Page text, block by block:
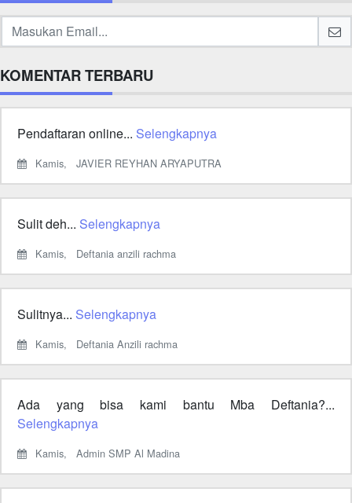
KOMENTAR TERBARU
Pendaftaran online... Selengkapnya
Kamis, JAVIER REYHAN ARYAPUTRA
Sulit deh... Selengkapnya
Kamis, Deftania anzili rachma
Sulitnya... Selengkapnya
Kamis, Deftania Anzili rachma
Ada yang bisa kami bantu Mba Deftania?...
Selengkapnya
Kamis, Admin SMP Al Madina